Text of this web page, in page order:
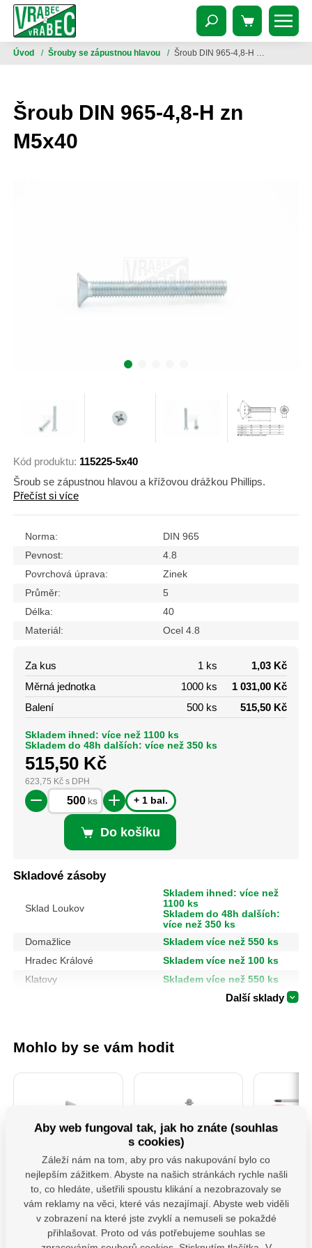
Úvod / Šrouby se zápustnou hlavou / Šroub DIN 965-4,8-H zn M5x40
Šroub DIN 965-4,8-H zn
M5x40
Kód produktu: 115225-5x40
Šroub se zápustnou hlavou a křížovou drážkou Phillips.
Přečíst si více
Norma:
DIN 965
Pevnost:
4.8
Povrchová úprava:
Zinek
Průměr:
5
Délka:
40
Materiál:
Ocel 4.8
Za kus 1 ks
1,03 Kč
Měrná jednotka
1000 ks
1 031,00 Kč
Balení
500 ks 515,50 Kč
Skladem ihned: více než 1100 ks
Skladem do 48h dalších: více než 350 ks
515,50 Kč
623,75 Kčs DPH
ks + 1 bal.
Do košíku
Skladové zásoby
Sklad Loukov
Skladem ihned: více než
1100 ks
Skladem do 48h dalších:
více než 350 ks
Domažlice
Skladem více než 550 ks
Hradec Králové
Skladem více než 100 ks
Klatovy
Skladem více než 550 ks
Další sklady
Mohlo by se vám hodit
PSS 80 ( 80x250x4)
Patka sloupku typu
"U" široká
Patka sloupu PSS je
určena pro montáž
dřevěných prvků k
MHB 130 uchycení
houpačky typ B
M12x130 mm
Závěs houpačky pro
ploché i kulaté trámy s
karabinou.Uchyty jsou
Aby web fungoval tak, jak ho znáte (souhlas
s cookies)
Záleží nám na tom, aby pro vás nakupování bylo co
nejlepším zážitkem. Abyste na našich stránkách rychle našli
to, co hledáte, ušetřili spoustu klikání a nezobrazovaly se
vám reklamy na věci, které vás nezajímají. Abyste web viděli
v zobrazení na které jste zvyklí a nemuseli se pokaždé
přihlašovat. Proto od vás potřebujeme souhlas se